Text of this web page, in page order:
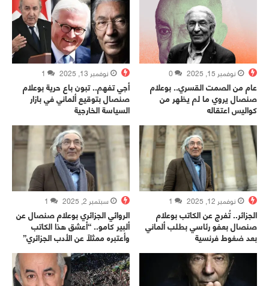
نوفمبر 15, 2025 0
عام من الصمت القسري.. بوعلام
صنصال يروي ما لم يظهر من
كواليس اعتقاله
نوفمبر 13, 2025 1
أجي تفهم.. تبون باع حرية بوعلام
صنصال بتوقيع ألماني في بازار
السياسة الخارجية
نوفمبر 12, 2025 1
الجزائر.. تُفرج عن الكاتب بوعلام
صنصال بعفو رئاسي بطلب ألماني
بعد ضغوط فرنسية
سبتمبر 2, 2025 1
الروائي الجزائري بوعلام صنصال عن
ألبير كامو.. “أعشق هذا الكاتب
وأعتبره ممثلاً عن الأدب الجزائري”